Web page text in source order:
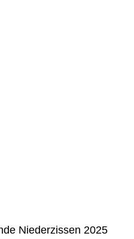
Niederzissen 2025